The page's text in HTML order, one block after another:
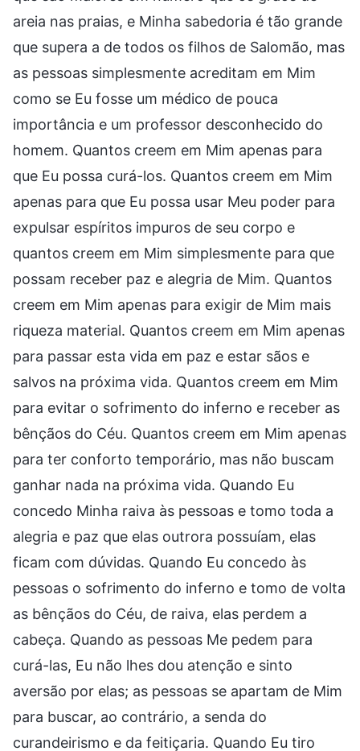
areia nas praias, e Minha sabedoria é tão grande
que supera a de todos os filhos de Salomão, mas
as pessoas simplesmente acreditam em Mim
como se Eu fosse um médico de pouca
importância e um professor desconhecido do
homem. Quantos creem em Mim apenas para
que Eu possa curá-los. Quantos creem em Mim
apenas para que Eu possa usar Meu poder para
expulsar espíritos impuros de seu corpo e
quantos creem em Mim simplesmente para que
possam receber paz e alegria de Mim. Quantos
creem em Mim apenas para exigir de Mim mais
riqueza material. Quantos creem em Mim apenas
para passar esta vida em paz e estar sãos e
salvos na próxima vida. Quantos creem em Mim
para evitar o sofrimento do inferno e receber as
bênçãos do Céu. Quantos creem em Mim apenas
para ter conforto temporário, mas não buscam
ganhar nada na próxima vida. Quando Eu
concedo Minha raiva às pessoas e tomo toda a
alegria e paz que elas outrora possuíam, elas
ficam com dúvidas. Quando Eu concedo às
pessoas o sofrimento do inferno e tomo de volta
as bênçãos do Céu, de raiva, elas perdem a
cabeça. Quando as pessoas Me pedem para
curá-las, Eu não lhes dou atenção e sinto
aversão por elas; as pessoas se apartam de Mim
para buscar, ao contrário, a senda do
curandeirismo e da feitiçaria. Quando Eu tiro